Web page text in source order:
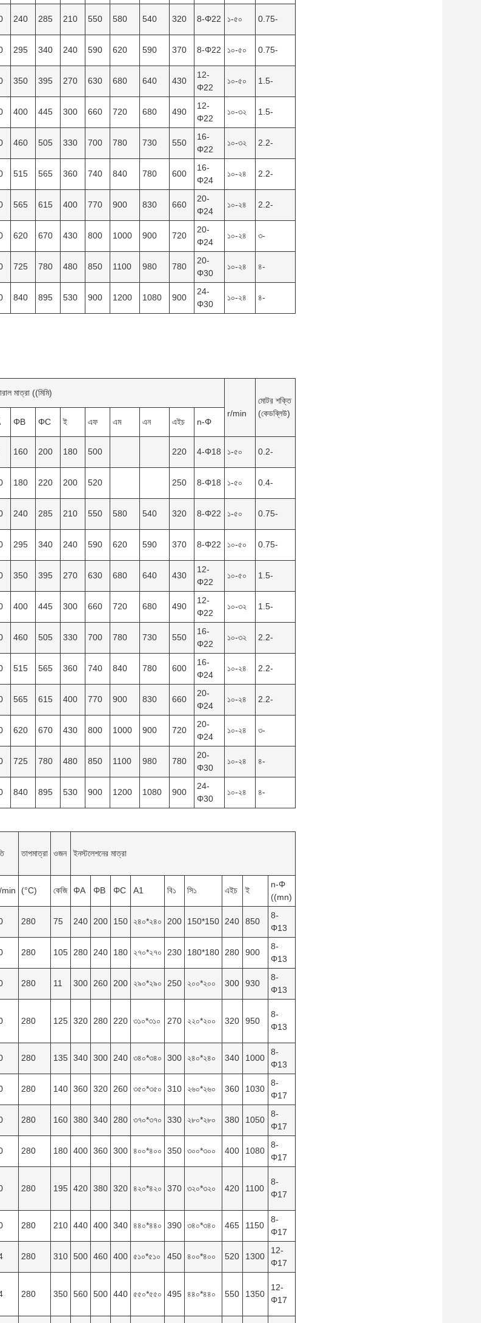
240 285 210 550 580 540 320 8-Φ22 ১-৫০ 0.75-
295 340 240 590 620 590 370 8-Φ22 ১০-৫০ 0.75-
350 395 270 630 680 640 430
12-
Φ22
১০-৫০ 1.5-
400 445 300 660 720 680 490
12-
Φ22
১০-৩২ 1.5-
460 505 330 700 780 730 550
16-
Φ22
১০-৩২ 2.2-
515 565 360 740 840 780 600
16-
Φ24
১০-২৪ 2.2-
565 615 400 770 900 830 660
20-
Φ24
১০-২৪ 2.2-
620 670 430 800 1000 900 720
20-
Φ24
১০-২৪ ৩-
725 780 480 850 1100 980 780
20-
Φ30
১০-২৪ ৪-
840 895 530 900 1200 1080 900
24-
Φ30
১০-২৪ ৪-
মাত্রা ((মিমি)
r/min
মোটর শক্তি
(কেডব্লিউ)
ΦB ΦC ই এফ এম এন এইচ n-Φ
160 200 180 500 220 4-Φ18 ১-৫০ 0.2-
180 220 200 520 250 8-Φ18 ১-৫০ 0.4-
240 285 210 550 580 540 320 8-Φ22 ১-৫০ 0.75-
295 340 240 590 620 590 370 8-Φ22 ১০-৫০ 0.75-
350 395 270 630 680 640 430
12-
Φ22
১০-৫০ 1.5-
400 445 300 660 720 680 490
12-
Φ22
১০-৩২ 1.5-
460 505 330 700 780 730 550
16-
Φ22
১০-৩২ 2.2-
515 565 360 740 840 780 600
16-
Φ24
১০-২৪ 2.2-
565 615 400 770 900 830 660
20-
Φ24
১০-২৪ 2.2-
620 670 430 800 1000 900 720
20-
Φ24
১০-২৪ ৩-
725 780 480 850 1100 980 780
20-
Φ30
১০-২৪ ৪-
840 895 530 900 1200 1080 900
24-
Φ30
১০-২৪ ৪-
তাপমাত্রা ওজন ইনস্টলেশনের মাত্রা
min (°C) কেজি ΦA ΦB ΦC A1 বি১ সি১ এইচ ই
n-Φ
((mn)
280 75 240 200 150 ২৪০*২৪০ 200 150*150 240 850
8-
Φ13
280 105 280 240 180 ২৭০*২৭০ 230 180*180 280 900
8-
Φ13
280 11 300 260 200 ২৯০*২৯০ 250 ২০০*২০০ 300 930
8-
Φ13
280 125 320 280 220 ৩১০*৩১০ 270 ২২০*২০০ 320 950
8-
Φ13
280 135 340 300 240 ৩৪০*৩৪০ 300 ২৪০*২৪০ 340 1000
8-
Φ13
280 140 360 320 260 ৩৫০*৩৫০ 310 ২৬০*২৬০ 360 1030
8-
Φ17
280 160 380 340 280 ৩৭০*৩৭০ 330 ২৮০*২৮০ 380 1050
8-
Φ17
280 180 400 360 300 ৪০০*৪০০ 350 ৩০০*৩০০ 400 1080
8-
Φ17
280 195 420 380 320 ৪২০*৪২০ 370 ৩২০*৩২০ 420 1100
8-
Φ17
280 210 440 400 340 ৪৪০*৪৪০ 390 ৩৪০*৩৪০ 465 1150
8-
Φ17
280 310 500 460 400 ৫১০*৫১০ 450 ৪০০*৪০০ 520 1300
12-
Φ17
280 350 560 500 440 ৫৫০*৫৫০ 495 ৪৪০*৪৪০ 550 1350
12-
Φ17